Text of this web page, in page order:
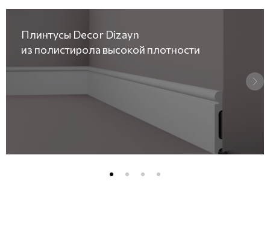
Плинтусы Decor Dizayn
из полистирола высокой плотности